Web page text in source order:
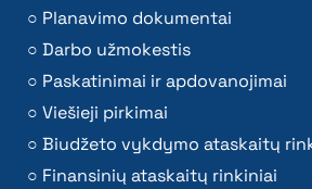
Planavimo dokumentai
Darbo užmokestis
Paskatinimai ir apdovanojimai
Viešieji pirkimai
Biudžeto vykdymo ataskaitų
Finansinių ataskaitų rinkiniai